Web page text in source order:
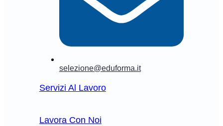
selezione@eduforma.it
Servizi Al Lavoro
Lavora Con Noi